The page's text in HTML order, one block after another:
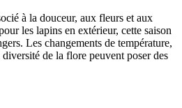
à la douceur, aux fleurs et aux
les lapins en extérieur, cette saison
Les changements de température,
de la flore peuvent poser des